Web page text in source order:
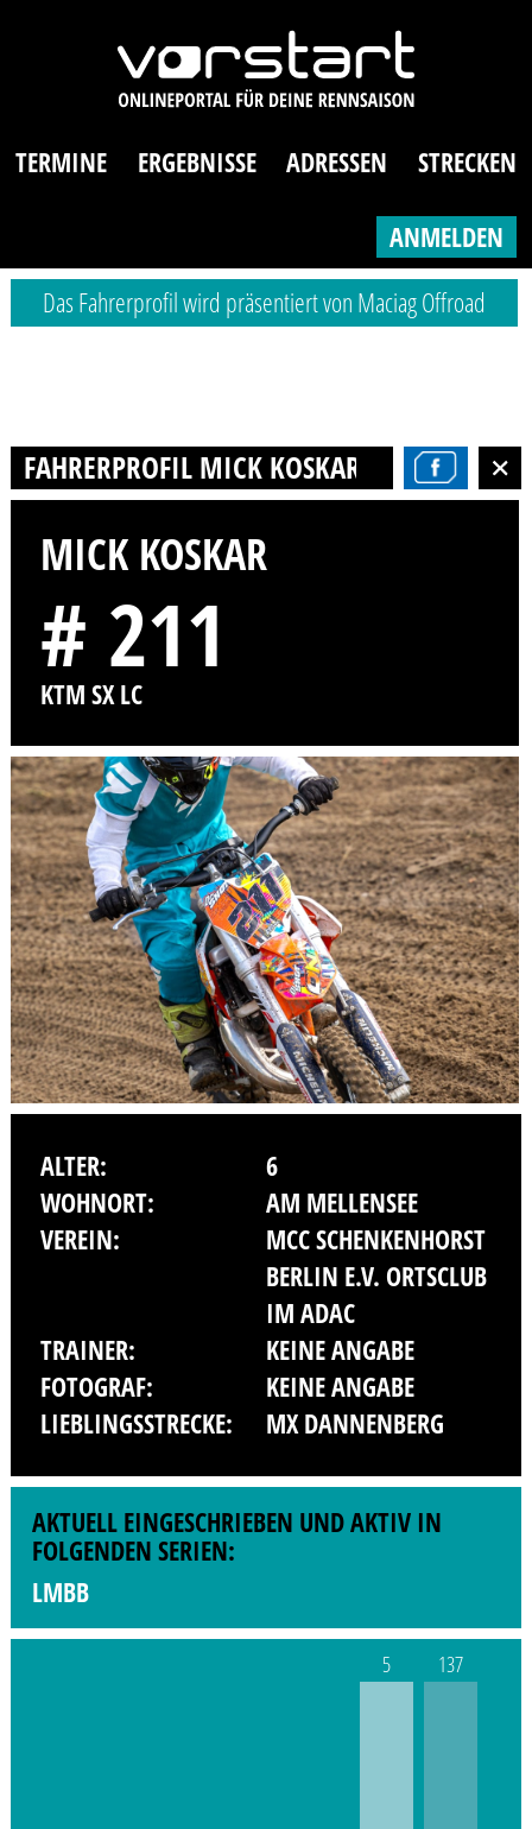
TERMINE ERGEBNISSE ADRESSEN STRECKEN
ANMELDEN
Das Fahrerprofil wird präsentiert von Maciag Offroad
FAHRERPROFIL MICK KOSKAR
MICK KOSKAR
# 211
KTM SX LC
ALTER:
6
WOHNORT:
AM MELLENSEE
VEREIN:
MCC SCHENKENHORST
BERLIN E.V. ORTSCLUB
IM ADAC
TRAINER:
KEINE ANGABE
FOTOGRAF:
KEINE ANGABE
LIEBLINGSSTRECKE:
MX DANNENBERG
AKTUELL EINGESCHRIEBEN UND AKTIV IN
FOLGENDEN SERIEN:
LMBB
5 137